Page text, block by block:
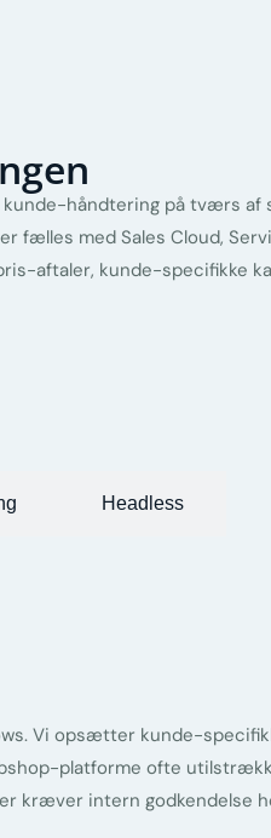
håndtering på tværs af
med Sales Cloud,
aftaler, kunde-specifikke
Headless
Vi opsætter kunde-
platforme ofte
kræver intern godkendelse